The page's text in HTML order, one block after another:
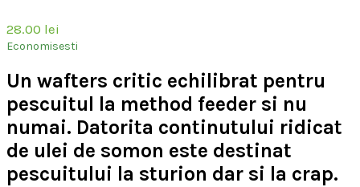
28.00 lei
Economisesti
Un wafters critic echilibrat pentru
pescuitul la method feeder si nu
numai. Datorita continutului ridicat
de ulei de somon este destinat
pescuitului la sturion dar si la crap.